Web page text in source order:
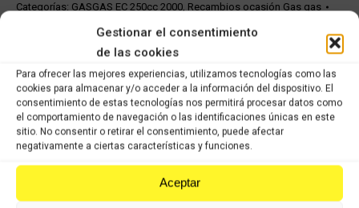
Gestionar el consentimiento
de las cookies
Para ofrecer las mejores experiencias, utilizamos tecnologías como las
cookies para almacenar y/o acceder a la información del dispositivo. El
consentimiento de estas tecnologías nos permitirá procesar datos como
el comportamiento de navegación o las identificaciones únicas en este
sitio. No consentir o retirar el consentimiento, puede afectar
negativamente a ciertas características y funciones.
Aceptar
Categorías: GASGAS EC 250cc 2000, Recambios ocasión Gas gas
Share this product
Share
on
X
Share
on
Facebook
Share
on
Pinterest
Share
on
LinkedIn
Productos relacionados